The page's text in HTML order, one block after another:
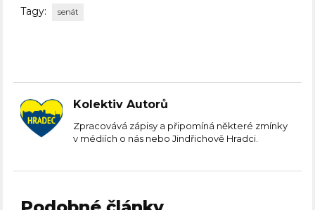
Tagy: senát
Kolektiv Autorů
Zpracovává zápisy a připomíná některé zmínky
v médiích o nás nebo Jindřichově Hradci.